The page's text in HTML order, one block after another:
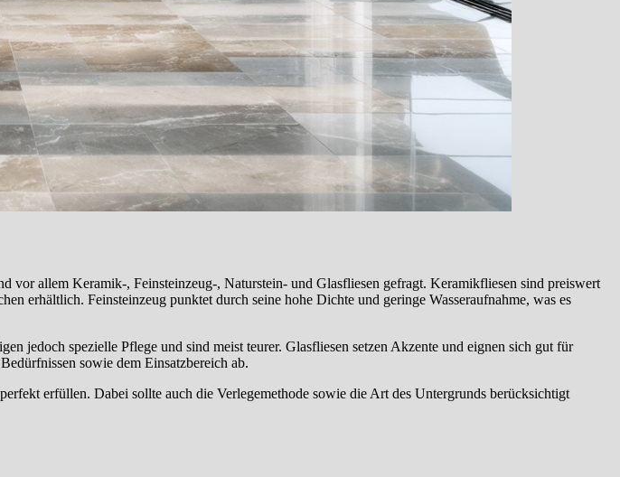
allem Keramik-, Feinsteinzeug-, Naturstein- und Glasfliesen gefragt. Keramikfliesen sind preiswert
erhältlich. Feinsteinzeug punktet durch seine hohe Dichte und geringe Wasseraufnahme, was es
jedoch spezielle Pflege und sind meist teurer. Glasfliesen setzen Akzente und eignen sich gut für
sowie dem Einsatzbereich ab.
erfüllen. Dabei sollte auch die Verlegemethode sowie die Art des Untergrunds berücksichtigt